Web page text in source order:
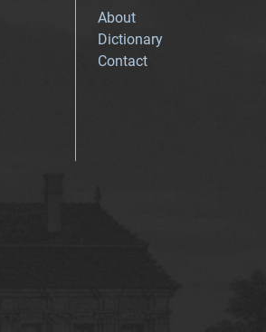
About
Dictionary
Contact